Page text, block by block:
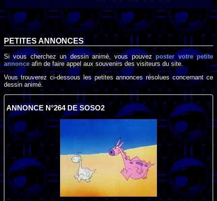
PETITES ANNONCES
Si vous cherchez un dessin animé, vous pouvezposter votre petite
annonce afin de faire appel aux souvenirs des visiteurs du site.
Vous trouverez ci-dessous les petites annonces résolues concernant ce
dessin animé.
ANNONCE N°264 DE SOSO2